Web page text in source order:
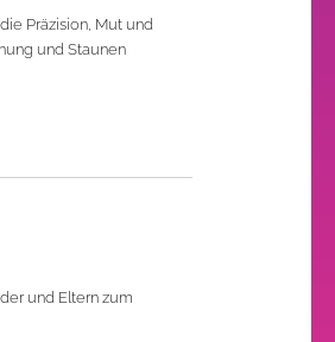
Präzision, Mut und
und Staunen
und Eltern zum